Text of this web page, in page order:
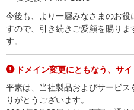
今後も、より一層みなさまのお役
すので、引き続きご愛顧を賜りま
す。
ドメイン変更にともなう、サ
平素は、当社製品およびサービ
りがとうございます。